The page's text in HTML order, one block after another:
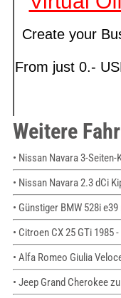
Weitere
• Nissan Navara 3-
• Nissan Navara 2.3 dCi
• Günstiger BMW 528i
• Citroen CX 25 GTi 1985
• Alfa Romeo Giulia
• Jeep Grand Cherokee